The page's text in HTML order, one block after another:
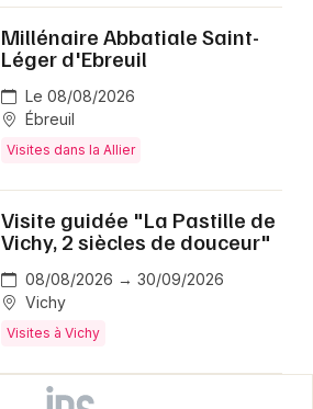
Millénaire Abbatiale Saint-
Léger d'Ebreuil
Le 08/08/2026
Ébreuil
Visites dans la Allier
Visite guidée "La Pastille de
Vichy, 2 siècles de douceur"
08/08/2026 → 30/09/2026
Vichy
Visites à Vichy